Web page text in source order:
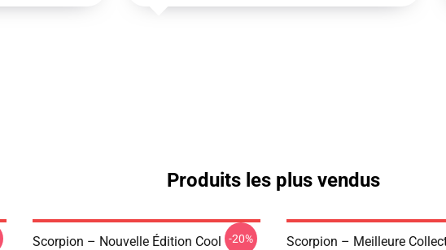
Produits les plus vendus
Scorpion – Nouvelle Édition Cool
-20%
Scorpion – Meilleure